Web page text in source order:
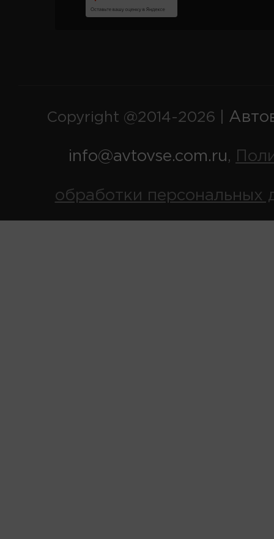
Copyright @2014-2026 |
info@avtovse.com.ru,
обработки персональных